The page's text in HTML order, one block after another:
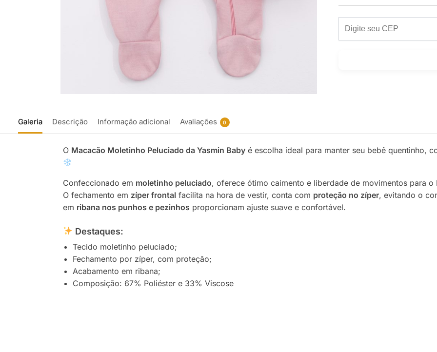
Galeria Descrição Informação adicional Avaliações 0
O Macacão Moletinho Peluciado da Yasmin Babyé escolha ideal para manter seu bebê quentinho,
Confeccionado em moletinho peluciado, oferece ótimo caimento e liberdade de movimentos para
O fechamento em zíper frontal facilita na hora de vestir, conta com proteção no zíper, evitando o
em ribana nos punhos e pezinhos proporcionam ajuste suave e confortável.
Destaques:
Tecido moletinho peluciado;
Fechamento por zíper, com proteção;
Acabamento em ribana;
Composição: 67% Poliéster e 33% Viscose